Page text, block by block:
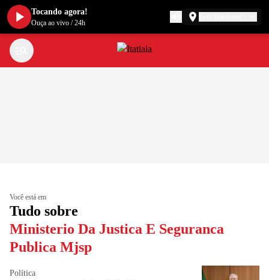
Você está em
Tudo sobre
Ministerio Da Justica E Seguranca
Publica Mjsp
Política
Tocando agora!
Ouça ao vivo /24h